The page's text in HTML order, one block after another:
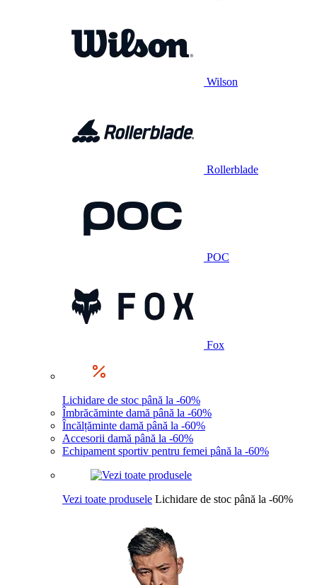
Wilson
Rollerblade
POC
Fox
Lichidare de stoc până la -60%
Îmbrăcăminte damă până la -60%
Încălțăminte damă până la -60%
Accesorii damă până la -60%
Echipament sportiv pentru femei până la -60%
Vezi toate produsele Lichidare de stoc până la -60%